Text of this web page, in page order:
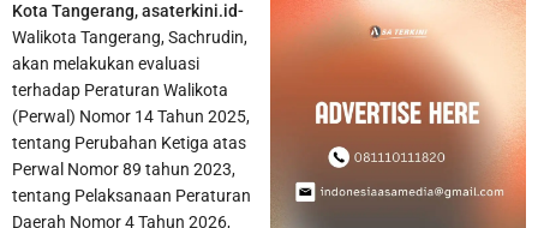
Membayar PBB dan BPHTB di Kota Tangerang Bisa Melalui
Kota Tangerang, asaterkini.id-
Walikota Tangerang, Sachrudin,
akan melakukan evaluasi
terhadap Peraturan Walikota
(Perwal) Nomor 14 Tahun 2025,
tentang Perubahan Ketiga atas
Perwal Nomor 89 tahun 2023,
tentang Pelaksanaan Peraturan
Daerah Nomor 4 Tahun 2026,